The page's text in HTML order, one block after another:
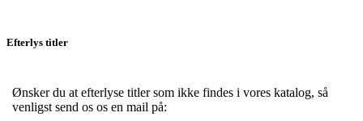
Efterlys titler
Ønsker du at efterlyse titler som ikke findes i vores katalog, så
venligst send os os en mail på: